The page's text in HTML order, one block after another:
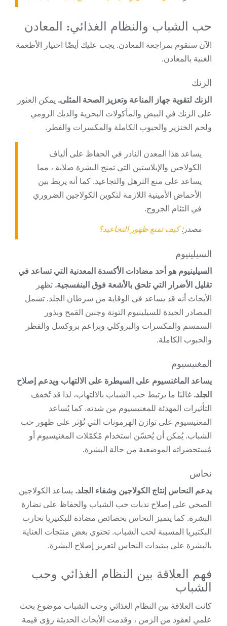
حب الشباب والنظام الغذائي: المعادن
الآن سنقوم بمراجعة المعادن. يجب عليك أيضًا اختيار الأطعمة
الغنية بالمعادن.
الزنك
الزنك لتقوية جهاز المناعة وتعزيز الصحة المثلى. يمكن العثور
على الزنك في البيض والمأكولات البحرية والديك الرومي
ولحم الخنزير والحبوب الكاملة والمكسرات والفطر.
يساعد هذا المعدن النادر في الحفاظ على ألياف
الكولاجين والإيلاستين التي تمنح البشرة صلابة ، مما
يساعد على منع الترهل والتجاعيد. كما أنه يربط بين
الأحماض الأمينية اللازمة لتكوين الكولاجين الضروري
في التئام الجروح.
مصدر:كيف تمنع ظهور التجاعيد؟
السيلينيوم
السيلينيوم هو أحد مضادات الأكسدة المعدنية التي تساعد في
تقليل الأضرار التي تلحق بالأشعة فوق البنفسجية. تظهر
الأبحاث أنه قد يساعد في الوقاية من سرطان الجلد. تشمل
المصادر الجيدة للسيلينيوم التونة وجنين القمح وبذور
السمسم والمكسرات والبروكلي وبراعم بروكسل والفطر
والحبوب الكاملة.
المغنيسيوم
يساعد الماغنسيوم على السيطرة على الالتهاب ويدعم إصلاح
الجلد. غالبًا ما يرتبط حب الشباب بالالتهاب، لذا قد تُخفف
التأثيرات المهدئة للمغنيسيوم من شدته. كما يُساعد
المغنيسيوم على توازن الهرمونات التي تُؤثر على ظهور حب
الشباب. يُمكن أن يُحسّن استخدام مُكمّلات المغنيسيوم أو
مُستحضراته الموضعية من حالة البشرة.
نحاس
يدعم النحاس إنتاج الكولاجين وشفاء الجلد. يساعد الكولاجين
الصحي على إصلاح ندبات حب الشباب والحفاظ على نضارة
البشرة. كما يتميز النحاس بخصائص مضادة للبكتيريا تحارب
البكتيريا المسببة لحب الشباب. تحتوي بعض منتجات العناية
بالبشرة على ببتيدات النحاس لتعزيز إصلاح البشرة.
فهم العلاقة بين النظام الغذائي وحب
الشباب
كانت العلاقة بين النظام الغذائي وحب الشباب موضوع بحث
علمي لعقود من الزمن ، وقدمت الأبحاث الحديثة رؤى قيمة